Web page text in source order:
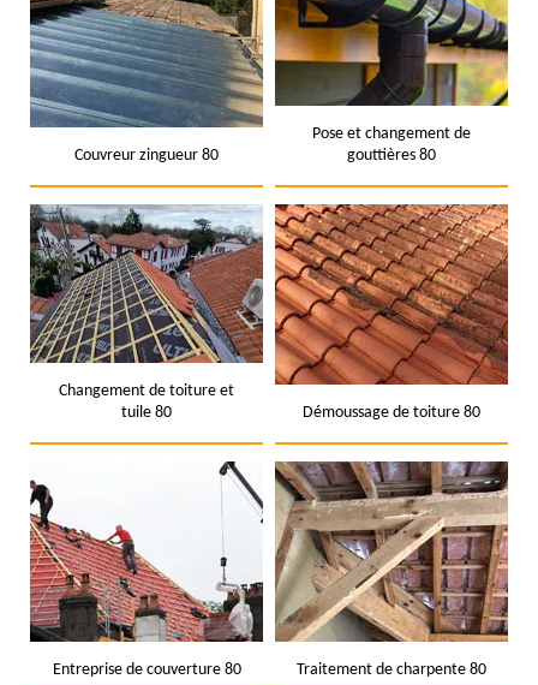
Couvreur zingueur 80
Pose et changement de
gouttières 80
Changement de toiture et
tuile 80
Démoussage de toiture 80
Entreprise de couverture 80 Traitement de charpente 80